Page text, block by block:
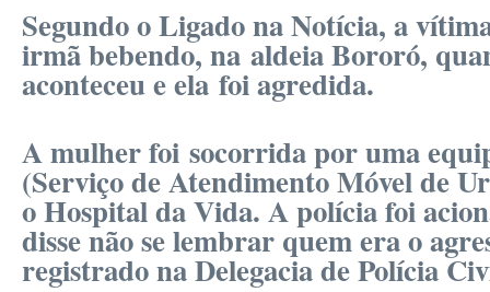
Segundo o Ligado na Notícia, a
irmã bebendo, na aldeia Bororó,
aconteceu e ela foi agredida.
A mulher foi socorrida por uma
(Serviço de Atendimento Móvel de
o Hospital da Vida. A polícia foi
disse não se lembrar quem era o
registrado na Delegacia de Polícia